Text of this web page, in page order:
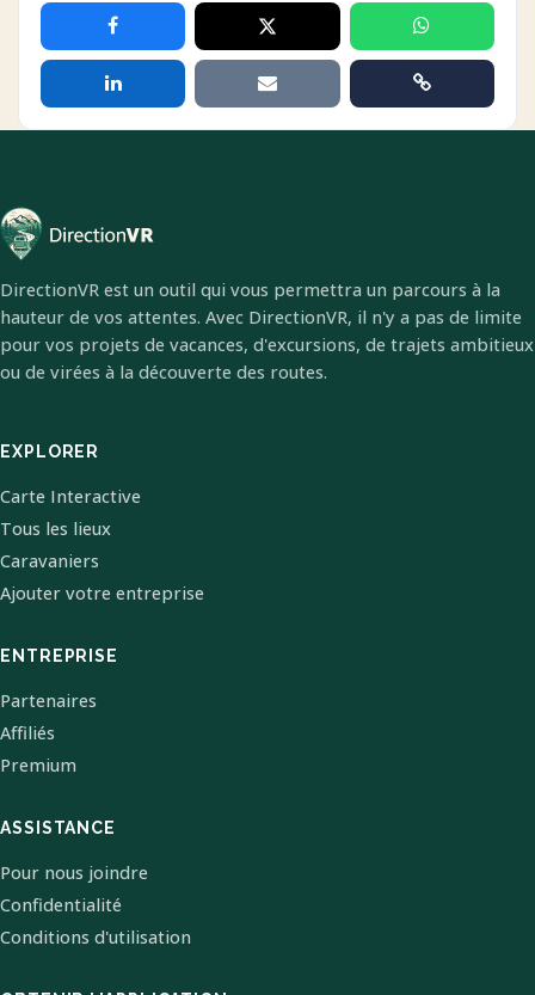
DirectionVR est un outil qui vous permettra un parcours à la
hauteur de vos attentes. Avec DirectionVR, il n'y a pas de limite
pour vos projets de vacances, d'excursions, de trajets ambitieux
ou de virées à la découverte des routes.
EXPLORER
Carte Interactive
Tous les lieux
Caravaniers
Ajouter votre entreprise
ENTREPRISE
Partenaires
Affiliés
Premium
ASSISTANCE
Pour nous joindre
Confidentialité
Conditions d'utilisation